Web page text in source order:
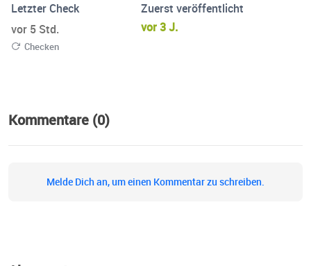
Letzter Check
vor 5 Std.
Checken
Zuerst veröffentlicht
vor 3 J.
Kommentare (0)
Melde Dich an, um einen Kommentar zu schreiben.